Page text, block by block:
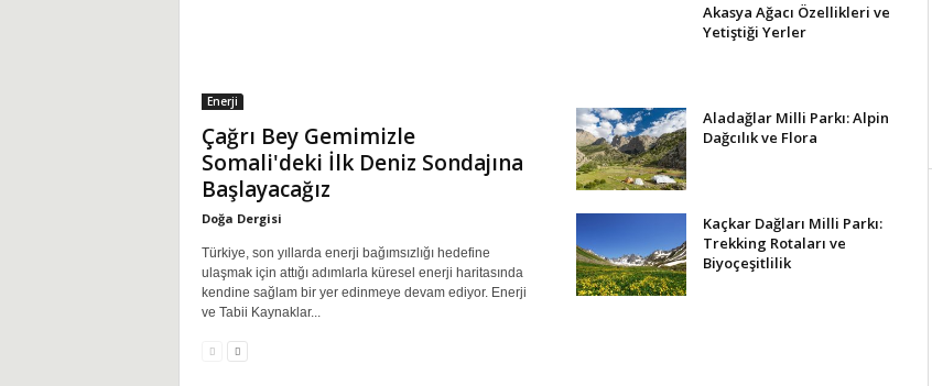
Enerji
Çağrı Bey Gemimizle
Somali'deki İlk Deniz Sondajına
Başlayacağız
Doğa Dergisi
Türkiye, son yıllarda enerji bağımsızlığı hedefine
ulaşmak için attığı adımlarla küresel enerji haritasında
kendine sağlam bir yer edinmeye devam ediyor. Enerji
ve Tabii Kaynaklar...
Akasya Ağacı Özellikleri ve
Yetiştiği Yerler
Aladağlar Milli Parkı: Alpin
Dağcılık ve Flora
Kaçkar Dağları Milli Parkı:
Trekking Rotaları ve
Biyoçeşitlilik